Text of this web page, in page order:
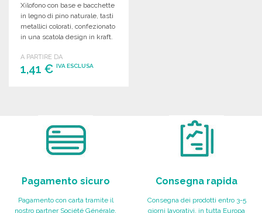
Xilofono con base e bacchette
in legno di pino naturale, tasti
metallici colorati, confezionato
in una scatola design in kraft.
A PARTIRE DA
1,41 € IVA ESCLUSA
Pagamento sicuro
Pagamento con carta tramite il
nostro partner Société Générale,
Consegna rapida
Consegna dei prodotti entro 3-5
giorni lavorativi, in tutta Europa